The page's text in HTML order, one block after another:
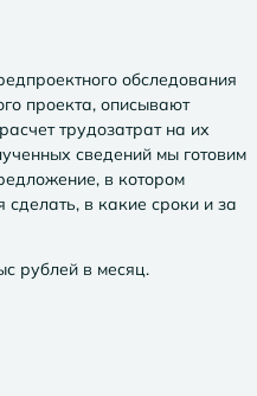
обследования
проекта, описывают
трудозатрат на их
сведений мы готовим
в котором
сделать, в какие сроки и за
рублей в месяц.